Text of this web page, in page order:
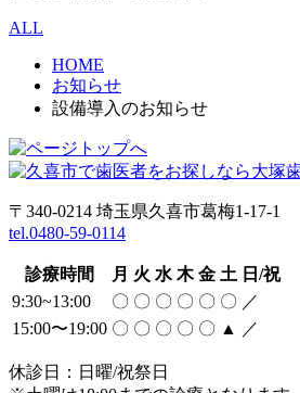
ALL
HOME
お知らせ
設備導入のお知らせ
〒340-0214 埼玉県久喜市葛梅1-17-1
tel.0480-59-0114
診療時間 月 火 水 木 金 土 日/祝
9:30~13:00
〇 〇 〇 〇 〇 〇 ／
15:00〜19:00 〇 〇 〇 〇 〇 ▲ ／
休診日：日曜/祝祭日